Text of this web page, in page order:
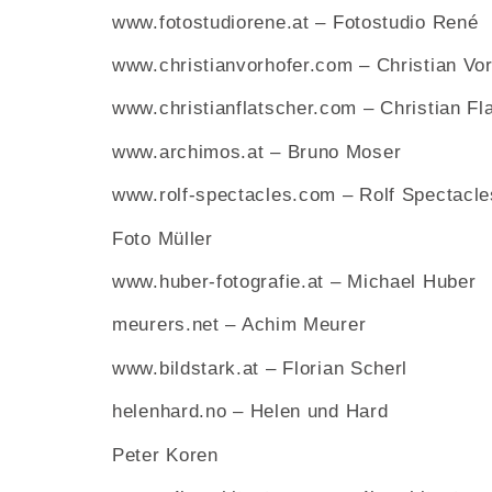
www.fotostudiorene.at– Fotostudio René
www.christianvorhofer.com – Christian
www.christianflatscher.com – Christian
www.archimos.at – Bruno Moser
www.rolf-spectacles.com – Rolf
Foto Müller
www.huber-fotografie.at – Michael Huber
meurers.net – Achim Meurer
www.bildstark.at – Florian Scherl
helenhard.no – Helen und Hard
Peter Koren